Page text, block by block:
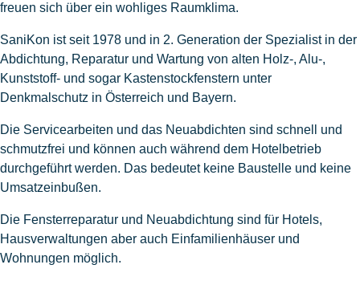
freuen sich über ein wohliges Raumklima.
SaniKon ist seit 1978 und in 2. Generation der Spezialist in der
Abdichtung, Reparatur und Wartung von alten Holz-, Alu-,
Kunststoff- und sogar Kastenstockfenstern unter
Denkmalschutz in Österreich und Bayern.
Die Servicearbeiten und das Neuabdichten sind schnell und
schmutzfrei und können auch während dem Hotelbetrieb
durchgeführt werden. Das bedeutet keine Baustelle und keine
Umsatzeinbußen.
Die Fensterreparatur und Neuabdichtung sind für Hotels,
Hausverwaltungen aber auch Einfamilienhäuser und
Wohnungen möglich.